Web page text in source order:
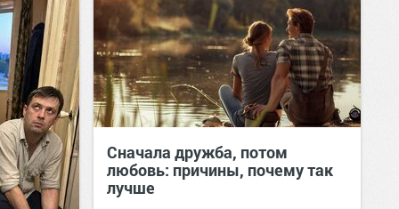
Сначала дружба, потом
любовь: причины, почему так
лучше